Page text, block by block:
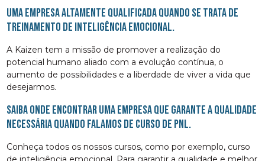
Uma empresa altamente qualificada quando se trata de
Treinamento de Inteligência Emocional.
A Kaizen tem a missão de promover a realização do
potencial humano aliado com a evolução contínua, o
aumento de possibilidades e a liberdade de viver a vida que
desejarmos.
Saiba onde encontrar uma empresa que garante a qualidade
necessária quando falamos de curso de pnl.
Conheça todos os nossos cursos, como por exemplo, curso